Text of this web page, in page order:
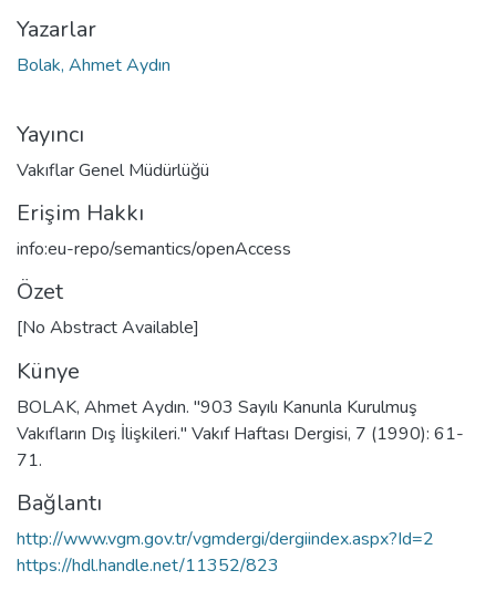
Yazarlar
Bolak, Ahmet Aydın
Yayıncı
Vakıflar Genel Müdürlüğü
Erişim Hakkı
info:eu-repo/semantics/openAccess
Özet
[No Abstract Available]
Künye
BOLAK, Ahmet Aydın. "903 Sayılı Kanunla Kurulmuş
Vakıfların Dış İlişkileri." Vakıf Haftası Dergisi, 7 (1990): 61-
71.
Bağlantı
http://www.vgm.gov.tr/vgmdergi/dergiindex.aspx?Id=2
https://hdl.handle.net/11352/823